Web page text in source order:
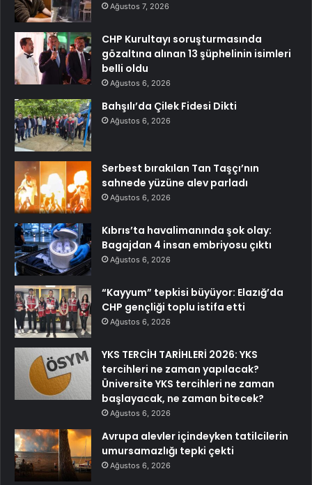
Ağustos 7, 2026
CHP Kurultayı soruşturmasında
gözaltına alınan 13 şüphelinin isimleri
belli oldu
Ağustos 6, 2026
Bahşılı’da Çilek Fidesi Dikti
Ağustos 6, 2026
Serbest bırakılan Tan Taşçı’nın
sahnede yüzüne alev parladı
Ağustos 6, 2026
Kıbrıs’ta havalimanında şok olay:
Bagajdan 4 insan embriyosu çıktı
Ağustos 6, 2026
“Kayyum” tepkisi büyüyor: Elazığ’da
CHP gençliği toplu istifa etti
Ağustos 6, 2026
YKS TERCİH TARİHLERİ 2026: YKS
tercihleri ne zaman yapılacak?
Üniversite YKS tercihleri ne zaman
başlayacak, ne zaman bitecek?
Ağustos 6, 2026
Avrupa alevler içindeyken tatilcilerin
umursamazlığı tepki çekti
Ağustos 6, 2026